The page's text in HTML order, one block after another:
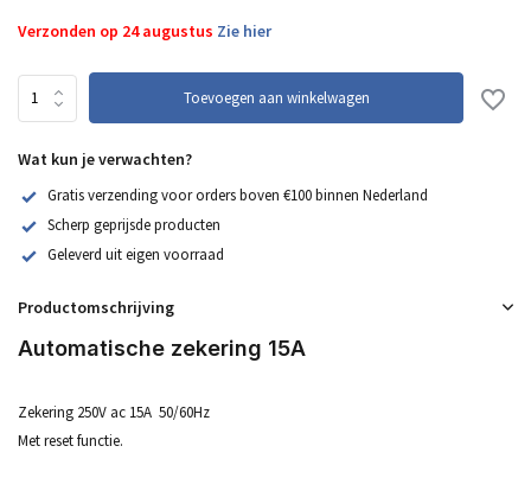
Verzonden op 24 augustus Zie hier
Toevoegen aan winkelwagen
Wat kun je verwachten?
Gratis verzending voor orders boven €100 binnen Nederland
Scherp geprijsde producten
Geleverd uit eigen voorraad
Productomschrijving
Automatische zekering 15A
Zekering 250V ac 15A 50/60Hz
Met reset functie.